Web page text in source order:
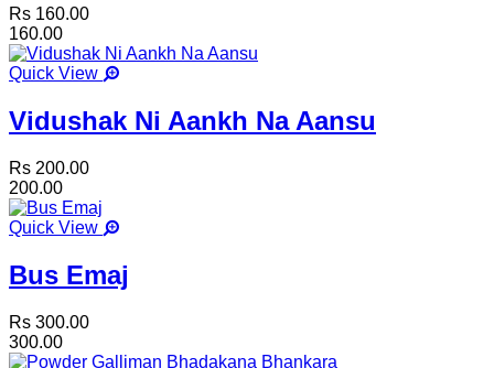
Rs 160.00
160.00
Quick View
Vidushak Ni Aankh Na Aansu
Rs 200.00
200.00
Quick View
Bus Emaj
Rs 300.00
300.00